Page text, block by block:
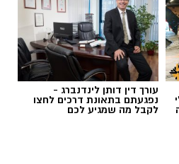
עורך דין דותן לינדנברג -
נפגעתם בתאונת דרכים לחצו
לקבל מה שמגיע לכם